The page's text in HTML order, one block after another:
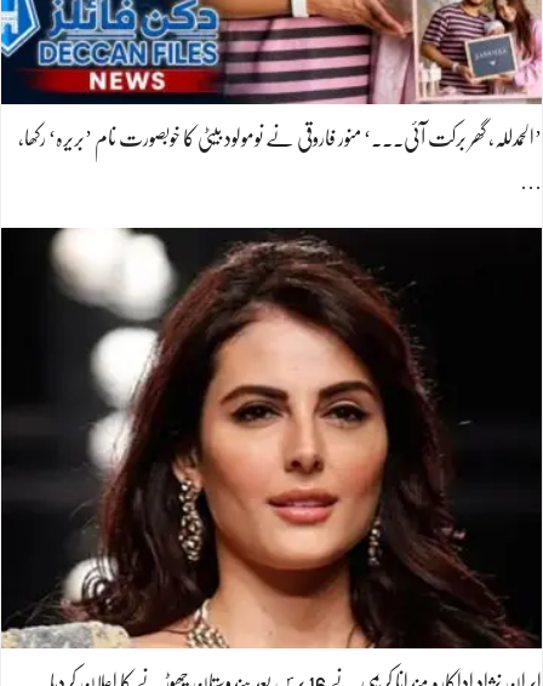
’الحمدللہ، گھر برکت آئی۔۔۔‘ منور فاروقی نے نومولود بیٹی کا خوبصورت نام ’بریرہ‘ رکھا،
…